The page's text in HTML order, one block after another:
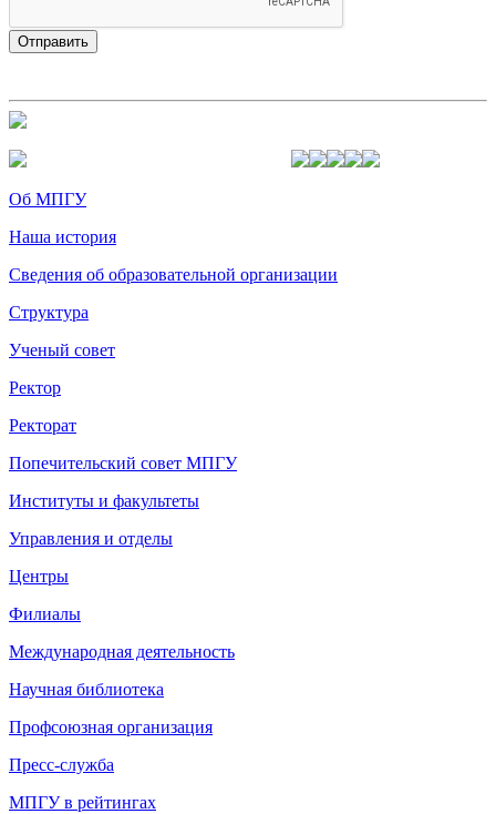
Об МПГУ
Наша история
Сведения об образовательной организации
Структура
Ученый совет
Ректор
Ректорат
Попечительский совет МПГУ
Институты и факультеты
Управления и отделы
Центры
Филиалы
Международная деятельность
Научная библиотека
Профсоюзная организация
Пресс-служба
МПГУ в рейтингах